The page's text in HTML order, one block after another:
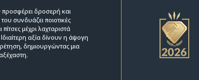
προσφέρει δροσερή και
συνδυάζει ποιοτικές
μέχρι λαχταριστά
αξία δίνουν η άψογη
δημιουργώντας μια